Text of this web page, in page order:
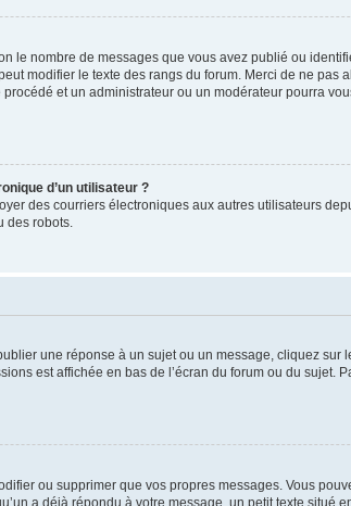
le nombre de messages que vous avez publié ou
modifier le texte des rangs du forum. Merci de ne pas
et un administrateur ou un modérateur pourra
d’un utilisateur ?
des courriers électroniques aux autres utilisateurs
des robots.
une réponse à un sujet ou un message, cliquez sur
est affichée en bas de l’écran du forum ou du sujet.
ou supprimer que vos propres messages. Vous
a déjà répondu à votre message, un petit texte situé